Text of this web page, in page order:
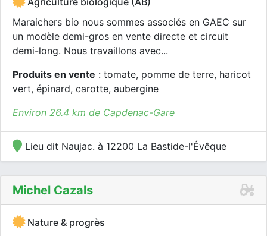
Maraichers bio nous sommes associés en GAEC sur
un modèle demi-gros en vente directe et circuit
demi-long. Nous travaillons avec...
Produits en vente : tomate, pomme de terre, haricot
vert, épinard, carotte, aubergine
Environ 26.4 km de Capdenac-Gare
Lieu dit Naujac. à 12200 La Bastide-l'Évêque
Michel Cazals
Nature & progrès